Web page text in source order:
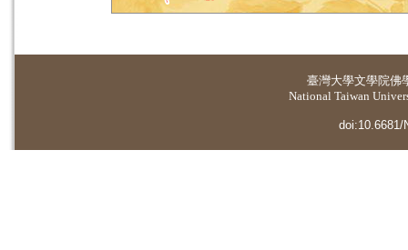
臺灣大學文學院佛
National Taiwan
doi:10.6681/